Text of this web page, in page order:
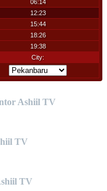
Ashiil TV
TV
TV